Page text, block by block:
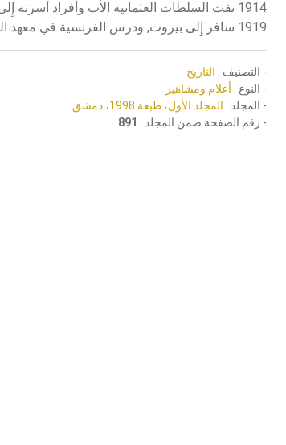
1914 نفت السلطات العثمانية الأب وأفراد
1919 سافر إِلى بيروت, ودرس الفرنسية في معهد اللاييك, ثم عاد إِلى أنطاكية مدرساً للرياضيات في المدرسة الثانوية.
- التصنيف : التاريخ
- النوع : أعلام ومشاهير
- المجلد : المجلد الأول، طبعة 1998، دمشق
- رقم الصفحة ضمن المجلد : 891